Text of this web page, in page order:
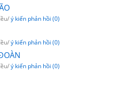
ý kiến phản hồi (0)
ý kiến phản hồi (0)
ý kiến phản hồi (0)